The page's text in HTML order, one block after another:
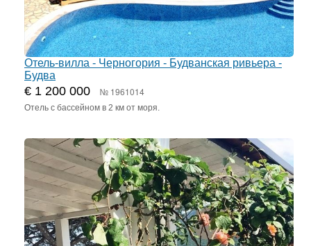
Отель-вилла - Черногория - Будванская ривьера -
Будва
€ 1 200 000 № 1961014
Отель с бассейном в 2 км от моря.